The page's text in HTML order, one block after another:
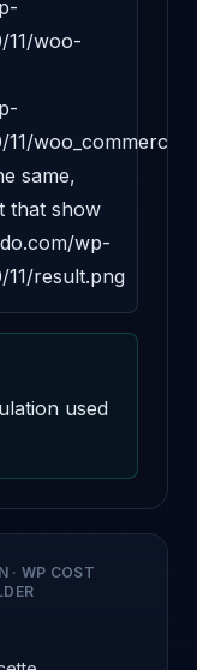
11/woo-
same,
that show
wp-
result.png
used
· WP COST